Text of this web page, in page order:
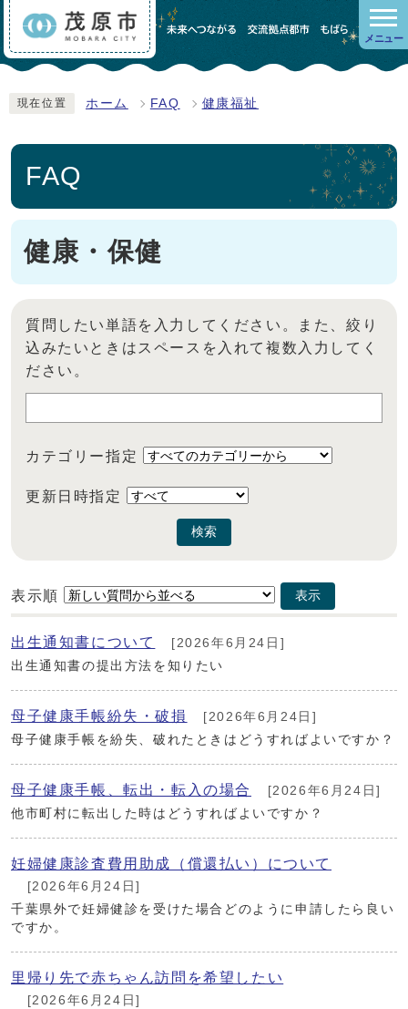
メニュー
現在位置 ホーム FAQ 健康福祉
FAQ
健康・保健
質問したい単語を入力してください。また、絞り
込みたいときはスペースを入れて複数入力してく
ださい。
カテゴリー指定
更新日時指定
検索
表示順 表示
出生通知書について
[2026年6月24日]
出生通知書の提出方法を知りたい
母子健康手帳紛失・破損
[2026年6月24日]
母子健康手帳を紛失、破れたときはどうすればよいですか？
母子健康手帳、転出・転入の場合
[2026年6月24日]
他市町村に転出した時はどうすればよいですか？
妊婦健康診査費用助成（償還払い）について
[2026年6月24日]
千葉県外で妊婦健診を受けた場合どのように申請したら良い
ですか。
里帰り先で赤ちゃん訪問を希望したい
[2026年6月24日]